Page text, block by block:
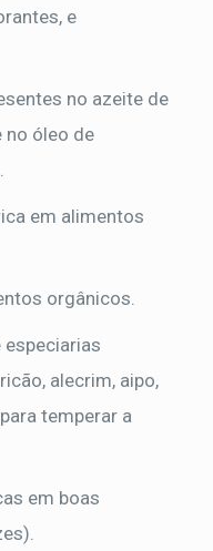
e
no azeite de
no óleo de
em alimentos
orgânicos.
especiarias
alecrim, aipo,
temperar a
em boas